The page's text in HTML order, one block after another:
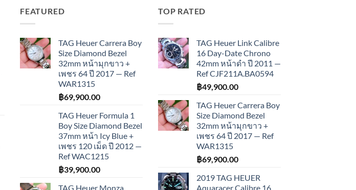
FEATURED
TAG Heuer Carrera Boy
Size Diamond Bezel
32mm หน้ามุกขาว +
เพชร 64 ปี 2017 — Ref
WAR1315
฿69,900.00
TAG Heuer Formula 1
Boy Size Diamond Bezel
37mm หน้า Icy Blue +
เพชร 120 เม็ด ปี 2012 —
Ref WAC1215
฿39,900.00
TAG Heuer Monza
TOP RATED
TAG Heuer Link Calibre
16 Day-Date Chrono
42mm หน้าดำ ปี 2011 —
Ref CJF211A.BA0594
฿49,900.00
TAG Heuer Carrera Boy
Size Diamond Bezel
32mm หน้ามุกขาว +
เพชร 64 ปี 2017 — Ref
WAR1315
฿69,900.00
2019 TAG HEUER
Aquaracer Calibre 16